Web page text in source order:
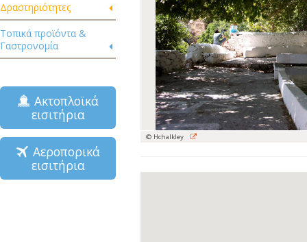
Δραστηριότητες
Τοπικά προϊόντα &
Γαστρονομία
Ακτοπλοϊκά
εισιτήρια
Αεροπορικά
εισιτήρια
© Hchalkley